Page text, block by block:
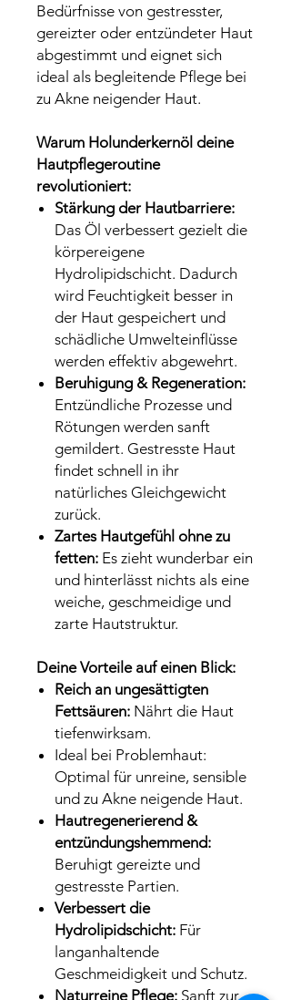
Bedürfnisse von gestresster,
gereizter oder entzündeter Haut
abgestimmt und eignet sich
ideal als begleitende Pflege bei
zu Akne neigender Haut.
Warum Holunderkernöl deine
Hautpflegeroutine
revolutioniert:
Stärkung der Hautbarriere:
Das Öl verbessert gezielt die
körpereigene
Hydrolipidschicht. Dadurch
wird Feuchtigkeit besser in
der Haut gespeichert und
schädliche Umwelteinflüsse
werden effektiv abgewehrt.
Beruhigung & Regeneration:
Entzündliche Prozesse und
Rötungen werden sanft
gemildert. Gestresste Haut
findet schnell in ihr
natürliches Gleichgewicht
zurück.
Zartes Hautgefühl ohne zu
fetten: Es zieht wunderbar ein
und hinterlässt nichts als eine
weiche, geschmeidige und
zarte Hautstruktur.
Deine Vorteile auf einen Blick:
Reich an ungesättigten
Fettsäuren: Nährt die Haut
tiefenwirksam.
Ideal bei Problemhaut:
Optimal für unreine, sensible
und zu Akne neigende Haut.
Hautregenerierend &
entzündungshemmend:
Beruhigt gereizte und
gestresste Partien.
Verbessert die
Hydrolipidschicht: Für
langanhaltende
Geschmeidigkeit und Schutz.
Naturreine Pflege: Sanft zur